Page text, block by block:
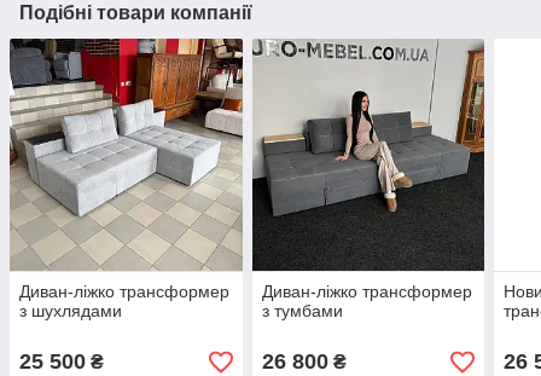
Подібні товари компанії
Диван-ліжко трансформер
з шухлядами
25 500 ₴
Диван-ліжко трансформер
з тумбами
26 800₴ 26